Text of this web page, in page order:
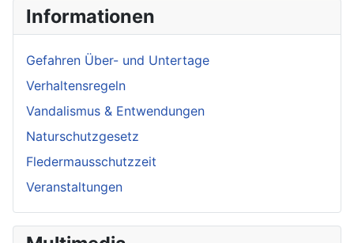
Informationen
Gefahren Über- und Untertage
Verhaltensregeln
Vandalismus & Entwendungen
Naturschutzgesetz
Fledermausschutzzeit
Veranstaltungen